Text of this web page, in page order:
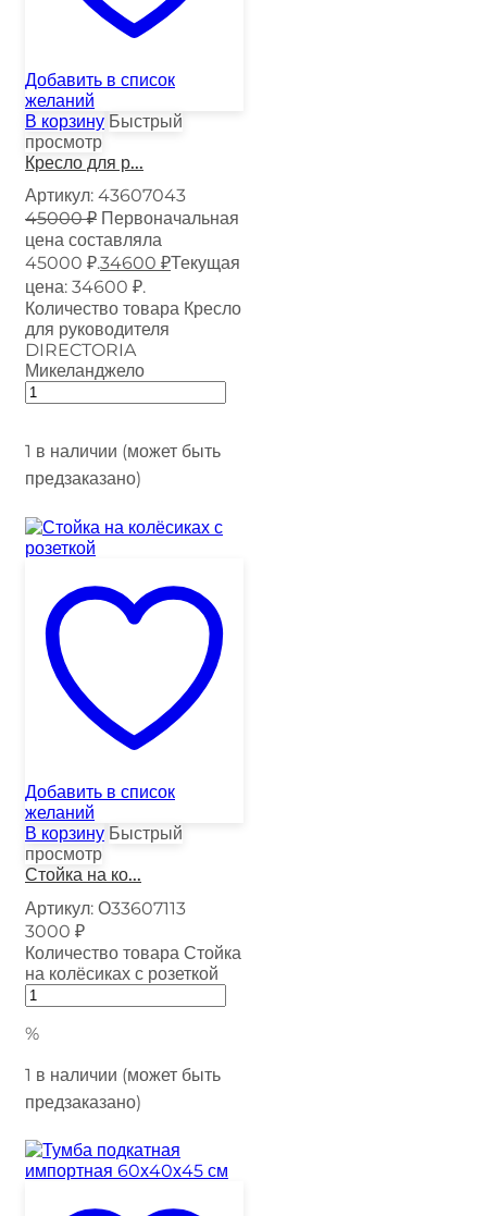
Добавить в список
желаний
В корзину Быстрый
просмотр
Кресло для р...
Артикул: 43607043
45000₽ Первоначальная
цена составляла
45000 ₽.34600 ₽Текущая
цена: 34600 ₽.
Количество товара Кресло
для руководителя
DIRECTORIA
Микеланджело
1 в наличии (может быть
предзаказано)
Добавить в список
желаний
В корзину Быстрый
просмотр
Стойка на ко...
Артикул: О33607113
3000 ₽
Количество товара Стойка
на колёсиках с розеткой
%
1 в наличии (может быть
предзаказано)